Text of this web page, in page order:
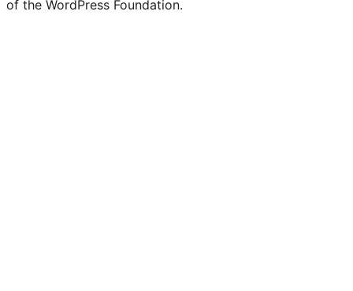
of the WordPress Foundation.